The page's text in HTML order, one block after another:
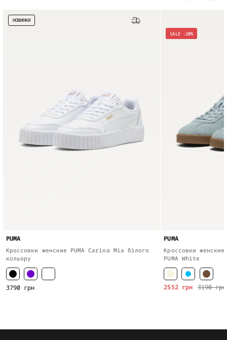
НОВИНКИ
PUMA
Кроссовки женские PUMA Carina Mia білого
кольору
3790 грн
SALE -20%
PUMA
Кроссовки
PUMA White
3190 грн
2552 грн